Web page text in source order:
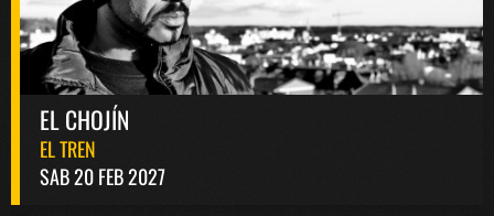
EL CHOJÍN
EL TREN
SAB 20 FEB 2027